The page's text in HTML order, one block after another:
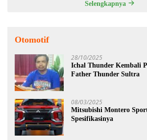
Selengkapnya
Otomotif
28/10/2025
Ichal Thunder Kembali
Father Thunder Sultra
08/03/2025
Mitsubishi Montero
Spesifikasinya